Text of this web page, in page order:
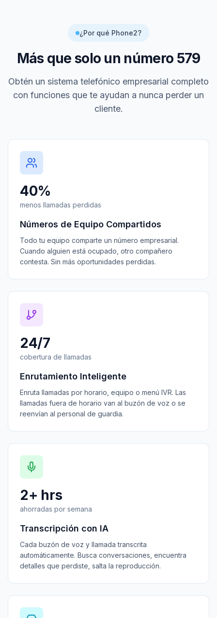
¿Por qué Phone2?
Más que solo un número 579
Obtén un sistema telefónico empresarial completo
con funciones que te ayudan a nunca perder un
cliente.
40%
menos llamadas perdidas
Números de Equipo Compartidos
Todo tu equipo comparte un número empresarial.
Cuando alguien está ocupado, otro compañero
contesta. Sin más oportunidades perdidas.
24/7
cobertura de llamadas
Enrutamiento Inteligente
Enruta llamadas por horario, equipo o menú IVR. Las
llamadas fuera de horario van al buzón de voz o se
reenvían al personal de guardia.
2+ hrs
ahorradas por semana
Transcripción con IA
Cada buzón de voz y llamada transcrita
automáticamente. Busca conversaciones, encuentra
detalles que perdiste, salta la reproducción.